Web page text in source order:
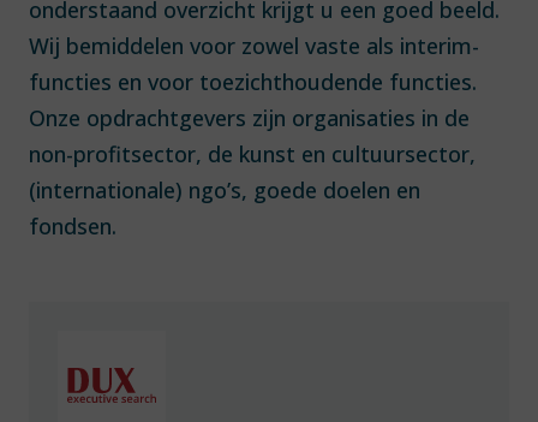
onderstaand overzicht krijgt u een goed beeld.
Wij bemiddelen voor zowel vaste als interim-
functies en voor toezichthoudende functies.
Onze opdrachtgevers zijn organisaties in de
non-profitsector, de kunst en cultuursector,
(internationale) ngo’s, goede doelen en
fondsen.